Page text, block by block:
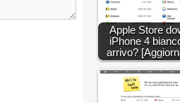
Apple Store
iPhone 4
arrivo?